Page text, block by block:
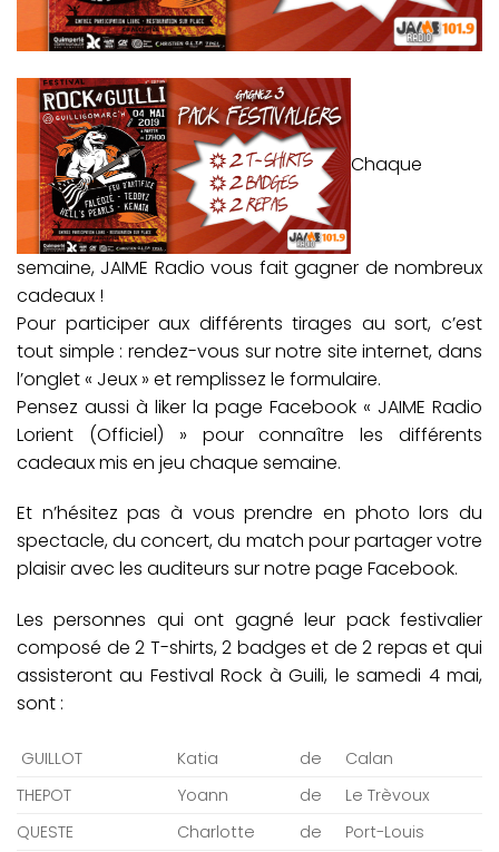
Chaque
semaine, JAIME Radio vous fait gagner de nombreux
cadeaux !
Pour participer aux différents tirages au sort, c’est
tout simple : rendez-vous sur notre site internet, dans
l’onglet « Jeux » et remplissez le formulaire.
Pensez aussi à liker la page Facebook « JAIME Radio
Lorient (Officiel) » pour connaître les différents
cadeaux mis en jeu chaque semaine.
Et n’hésitez pas à vous prendre en photo lors du
spectacle, du concert, du match pour partager votre
plaisir avec les auditeurs sur notre page Facebook.
Les personnes qui ont gagné leur pack festivalier
composé de 2 T-shirts, 2 badges et de 2 repas et qui
assisteront au Festival Rock à Guili, le samedi 4 mai,
sont :
GUILLOT Katia de
Calan
THEPOT
Yoann de
Le Trèvoux
QUESTE
Charlotte de Port-Louis